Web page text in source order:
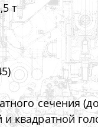
т
сечения
квадратной